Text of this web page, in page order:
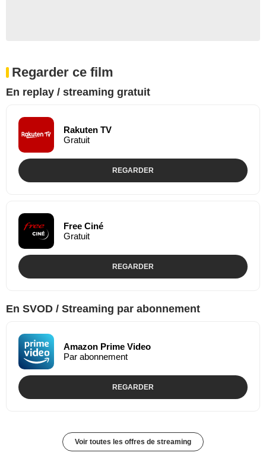
Regarder ce film
En replay / streaming gratuit
Rakuten TV
Gratuit
REGARDER
Free Ciné
Gratuit
REGARDER
En SVOD / Streaming par abonnement
Amazon Prime Video
Par abonnement
REGARDER
Voir toutes les offres de streaming